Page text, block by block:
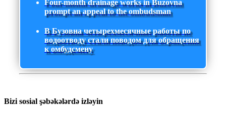
Four-month drainage works in Buzovna
prompt an appeal to the ombudsman
В Бузовна четырехмесячные работы по
водоотводу стали поводом для обращения
к омбудсмену
Bizi sosial şəbəkələrdə izləyin